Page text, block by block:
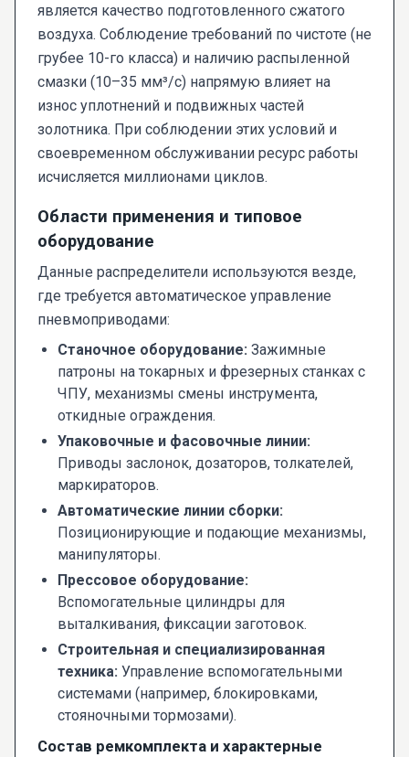
является качество подготовленного сжатого
воздуха. Соблюдение требований по чистоте (не
грубее 10-го класса) и наличию распыленной
смазки (10–35 мм³/с) напрямую влияет на
износ уплотнений и подвижных частей
золотника. При соблюдении этих условий и
своевременном обслуживании ресурс работы
исчисляется миллионами циклов.
Области применения и типовое
оборудование
Данные распределители используются везде,
где требуется автоматическое управление
пневмоприводами:
Станочное оборудование: Зажимные
патроны на токарных и фрезерных станках с
ЧПУ, механизмы смены инструмента,
откидные ограждения.
Упаковочные и фасовочные линии:
Приводы заслонок, дозаторов, толкателей,
маркираторов.
Автоматические линии сборки:
Позиционирующие и подающие механизмы,
манипуляторы.
Прессовое оборудование:
Вспомогательные цилиндры для
выталкивания, фиксации заготовок.
Строительная и специализированная
техника: Управление вспомогательными
системами (например, блокировками,
стояночными тормозами).
Состав ремкомплекта и характерные